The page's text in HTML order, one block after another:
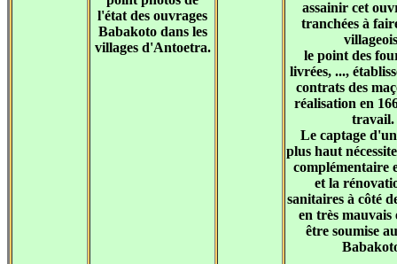
l'état des ouvrages
Babakoto dans les
villages d'Antoetra.
assainir cet
tranchées à
le point des
livrées, ...,
contrats des
réalisation en
travail.
Le captage
plus haut
complémentaire
et la
sanitaires à côté
en très mauvais
être soumise